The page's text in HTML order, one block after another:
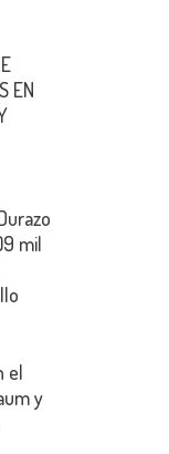
EN
mil
el
y